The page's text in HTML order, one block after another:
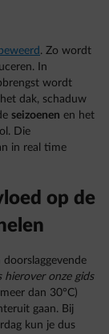
. Zo wordt
In
wordt
dak, schaduw
seizoenen en het
Die
in real time
op de
doorslaggevende
hierover onze gids
dan 30°C)
gaan. Bij
kun je dus